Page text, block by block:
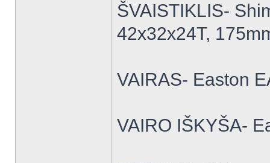
ŠVAISTIKLIS-
42x32x24T,
VAIRAS- Easton
VAIRO IŠKYŠA-